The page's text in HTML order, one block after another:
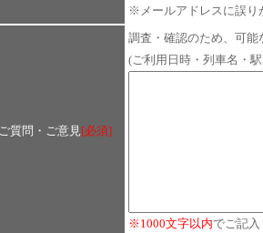
※メールアドレスに誤り
ご質問・ご意見 [必須]
調査・確認のため、可
(ご利用日時・列車名・
※1000文字以内でご記